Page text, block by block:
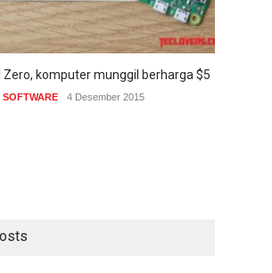
Zero, komputer munggil berharga $5
4 Desember 2015